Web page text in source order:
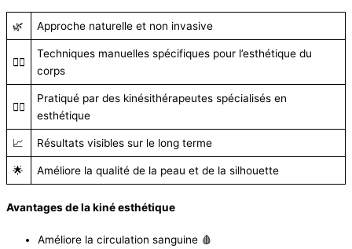
🌿 Approche naturelle et non invasive
💆‍♂️
Techniques manuelles spécifiques pour l’esthétique du
corps
👩‍⚕️
Pratiqué par des kinésithérapeutes spécialisés en
esthétique
📈 Résultats visibles sur le long terme
🌟 Améliore la qualité de la peau et de la silhouette
Avantages de la kiné esthétique
Améliore la circulation sanguine 🩸